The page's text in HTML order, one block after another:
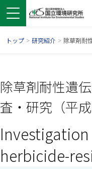
トップ > 研究紹介 > 除草剤耐
除草剤耐性遺
査・研究（平成
herbicide-